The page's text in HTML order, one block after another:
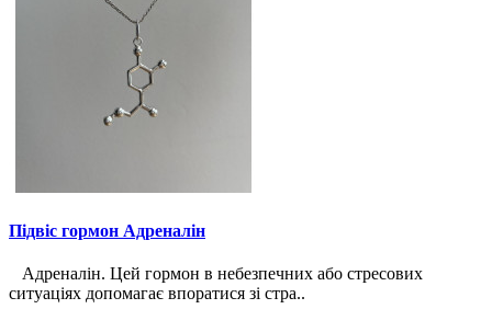
Підвіс гормон Адреналін
Адреналін. Цей гормон в небезпечних або стресових
ситуаціях допомагає впоратися зі стра..